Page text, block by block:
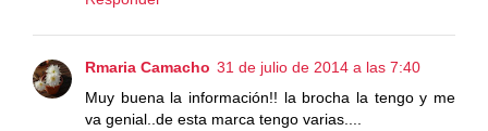
Rmaria Camacho 31 de julio de 2014 a las 7:40
Muy buena la información!! la brocha la tengo y me
va genial..de esta marca tengo varias....